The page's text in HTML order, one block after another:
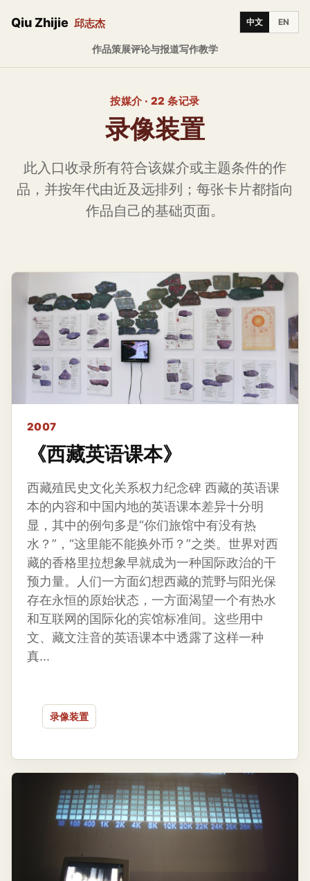
Qiu Zhijie 邱志杰
作品策展评论与报道写作教学
中文 EN
按媒介 · 22 条记录
录像装置
此入口收录所有符合该媒介或主题条件的作
品，并按年代由近及远排列；每张卡片都指向
作品自己的基础页面。
2007
《西藏英语课本》
西藏殖民史文化关系权力纪念碑 西藏的英语课
本的内容和中国内地的英语课本差异十分明
显，其中的例句多是“你们旅馆中有没有热
水？”，“这里能不能换外币？”之类。世界对西
藏的香格里拉想象早就成为一种国际政治的干
预力量。人们一方面幻想西藏的荒野与阳光保
存在永恒的原始状态，一方面渴望一个有热水
和互联网的国际化的宾馆标准间。这些用中
文、藏文注音的英语课本中透露了这样一种
真...
录像装置